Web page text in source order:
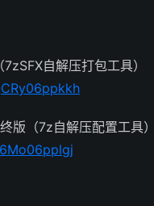
自解压打包工具）
版（7z自解压配置工具）